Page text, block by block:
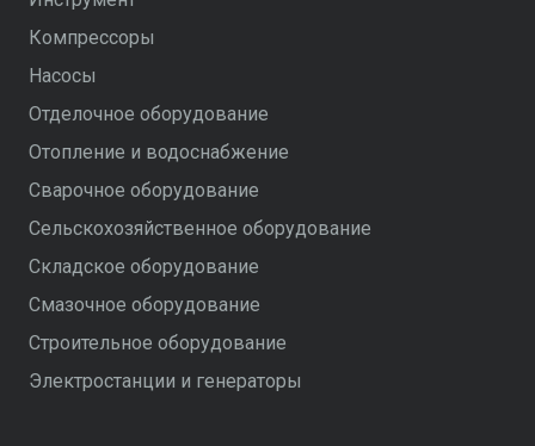
Компрессоры
Насосы
Отделочное оборудование
Отопление и водоснабжение
Сварочное оборудование
Сельскохозяйственное оборудование
Складское оборудование
Смазочное оборудование
Строительное оборудование
Электростанции и генераторы